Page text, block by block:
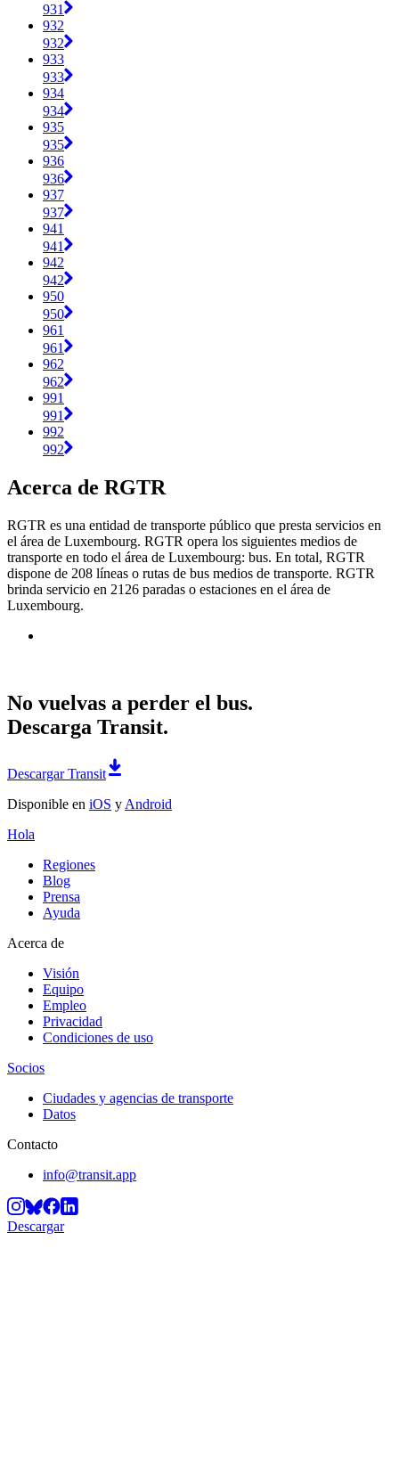
931
932
932
933
933
934
934
935
935
936
936
937
937
941
941
942
942
950
950
961
961
962
962
991
991
992
992
Acerca de RGTR
RGTR es una entidad de transporte público que presta servicios en
el área de Luxembourg. RGTR opera los siguientes medios de
transporte en todo el área de Luxembourg: bus. En total, RGTR
dispone de 208 líneas o rutas de bus medios de transporte. RGTR
brinda servicio en 2126 paradas o estaciones en el área de
Luxembourg.
No vuelvas a perder el bus.
Descarga Transit.
Descargar Transit
Disponible en iOS y Android
Hola
Regiones
Blog
Prensa
Ayuda
Acerca de
Visión
Equipo
Empleo
Privacidad
Condiciones de uso
Socios
Ciudades y agencias de transporte
Datos
Contacto
info@transit.app
Descargar